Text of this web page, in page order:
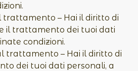
– Hai il diritto di
il trattamento dei tuoi dati
condizioni.
trattamento – Hai il diritto di
dei tuoi dati personali, a